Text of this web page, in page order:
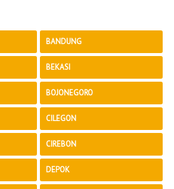
BANDUNG
BEKASI
BOJONEGORO
CILEGON
CIREBON
DEPOK